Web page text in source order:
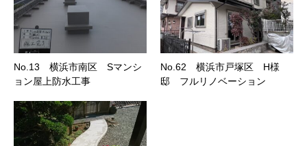
No.13 横浜市南区 Sマンシ
ョン屋上防水工事
No.62 横浜市戸塚区 H様
邸 フルリノベーション